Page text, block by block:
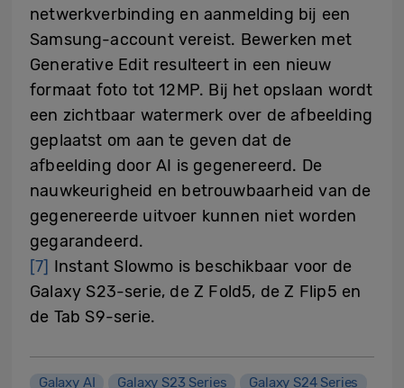
netwerkverbinding en aanmelding bij een
Samsung-account vereist. Bewerken met
Generative Edit resulteert in een nieuw
formaat foto tot 12MP. Bij het opslaan wordt
een zichtbaar watermerk over de afbeelding
geplaatst om aan te geven dat de
afbeelding door AI is gegenereerd. De
nauwkeurigheid en betrouwbaarheid van de
gegenereerde uitvoer kunnen niet worden
gegarandeerd.
[7] Instant Slowmo is beschikbaar voor de
Galaxy S23-serie, de Z Fold5, de Z Flip5 en
de Tab S9-serie.
Galaxy AI Galaxy S23 Series
Galaxy S24 Series